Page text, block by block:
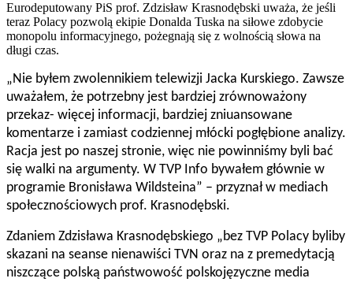
Eurodeputowany PiS prof. Zdzisław Krasnodębski uważa, że jeśli
teraz Polacy pozwolą ekipie Donalda Tuska na siłowe zdobycie
monopolu informacyjnego, pożegnają się z wolnością słowa na
długi czas.
„Nie byłem zwolennikiem telewizji Jacka Kurskiego. Zawsze
uważałem, że potrzebny jest bardziej zrównoważony
przekaz- więcej informacji, bardziej zniuansowane
komentarze i zamiast codziennej młócki pogłębione analizy.
Racja jest po naszej stronie, więc nie powinniśmy byli bać
się walki na argumenty. W TVP Info bywałem głównie w
programie Bronisława Wildsteina” – przyznał w mediach
społecznościowych prof. Krasnodębski.
Zdaniem Zdzisława Krasnodębskiego „bez TVP Polacy byliby
skazani na seanse nienawiści TVN oraz na z premedytacją
niszczące polską państwowość polskojęzyczne media